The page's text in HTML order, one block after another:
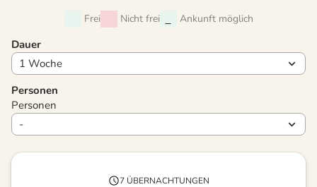
Frei Nicht frei Ankunft möglich
Dauer
Personen
Personen
7 ÜBERNACHTUNGEN